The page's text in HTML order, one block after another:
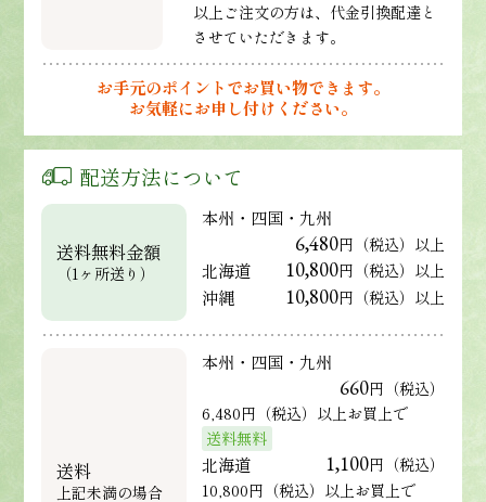
以上ご注文の方は、代金引換配達と
させていただきます。
お手元のポイントでお買い物できます。
お気軽にお申し付けください。
配送方法について
送料無料金額
（1ヶ所送り）
本州・四国・九州
6,480円（税込）以上
北海道 10,800円（税込）以上
沖縄 10,800円（税込）以上
送料
上記未満の場合
本州・四国・九州
660円（税込）
6,480円（税込）以上お買上で
送料無料
北海道 1,100円（税込）
10,800円（税込）以上お買上で